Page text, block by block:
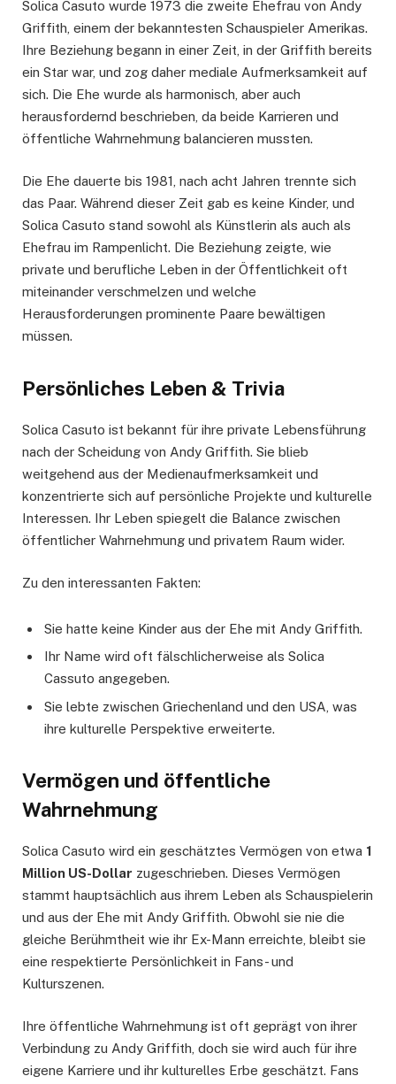
Solica Casuto wurde 1973 die zweite Ehefrau von Andy
Griffith, einem der bekanntesten Schauspieler Amerikas.
Ihre Beziehung begann in einer Zeit, in der Griffith bereits
ein Star war, und zog daher mediale Aufmerksamkeit auf
sich. Die Ehe wurde als harmonisch, aber auch
herausfordernd beschrieben, da beide Karrieren und
öffentliche Wahrnehmung balancieren mussten.
Die Ehe dauerte bis 1981, nach acht Jahren trennte sich
das Paar. Während dieser Zeit gab es keine Kinder, und
Solica Casuto stand sowohl als Künstlerin als auch als
Ehefrau im Rampenlicht. Die Beziehung zeigte, wie
private und berufliche Leben in der Öffentlichkeit oft
miteinander verschmelzen und welche
Herausforderungen prominente Paare bewältigen
müssen.
Persönliches Leben & Trivia
Solica Casuto ist bekannt für ihre private Lebensführung
nach der Scheidung von Andy Griffith. Sie blieb
weitgehend aus der Medienaufmerksamkeit und
konzentrierte sich auf persönliche Projekte und kulturelle
Interessen. Ihr Leben spiegelt die Balance zwischen
öffentlicher Wahrnehmung und privatem Raum wider.
Zu den interessanten Fakten:
Sie hatte keine Kinder aus der Ehe mit Andy Griffith.
Ihr Name wird oft fälschlicherweise als Solica
Cassuto angegeben.
Sie lebte zwischen Griechenland und den USA, was
ihre kulturelle Perspektive erweiterte.
Vermögen und öffentliche
Wahrnehmung
Solica Casuto wird ein geschätztes Vermögen von etwa 1
Million US-Dollar zugeschrieben. Dieses Vermögen
stammt hauptsächlich aus ihrem Leben als Schauspielerin
und aus der Ehe mit Andy Griffith. Obwohl sie nie die
gleiche Berühmtheit wie ihr Ex-Mann erreichte, bleibt sie
eine respektierte Persönlichkeit in Fans- und
Kulturszenen.
Ihre öffentliche Wahrnehmung ist oft geprägt von ihrer
Verbindung zu Andy Griffith, doch sie wird auch für ihre
eigene Karriere und ihr kulturelles Erbe geschätzt. Fans